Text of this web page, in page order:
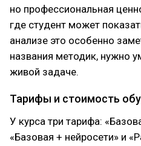
но профессиональная
где студент может
анализе это особенно
названия методик, нужно
живой задаче.
Тарифы и стоимость
У курса три тарифа:
«Базовая + нейросети» и